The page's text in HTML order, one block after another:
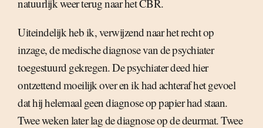
natuurlijk weer terug naar het CBR.
Uiteindelijk heb ik, verwijzend naar het recht op
inzage, de medische diagnose van de psychiater
toegestuurd gekregen. De psychiater deed hier
ontzettend moeilijk over en ik had achteraf het gevoel
dat hij helemaal geen diagnose op papier had staan.
Twee weken later lag de diagnose op de deurmat. Twee